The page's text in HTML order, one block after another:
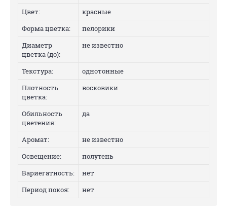
Цвет:
красные
Форма цветка:
пелорики
Диаметр
цветка (до):
не известно
Текстура:
однотонные
Плотность
цветка:
восковики
Обильность
цветения:
да
Аромат:
не известно
Освещение:
полутень
Вариегатность:
нет
Период покоя:
нет